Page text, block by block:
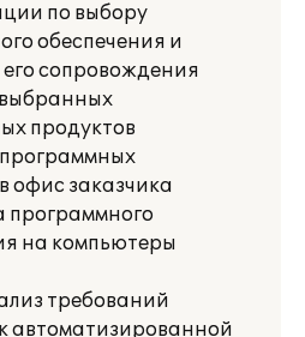
по выбору
обеспечения и
сопровождения
продуктов
офис заказчика
программного
на компьютеры
требований
автоматизированной